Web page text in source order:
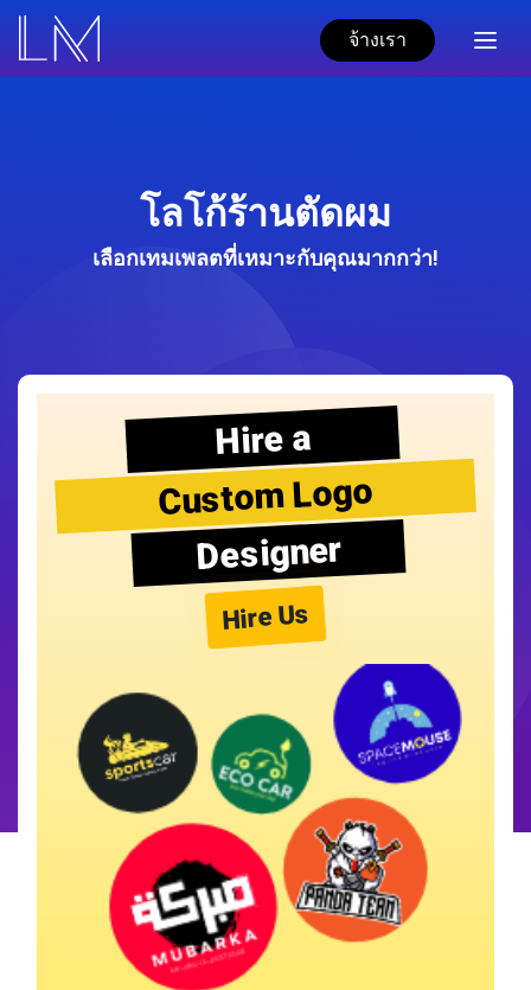
จ้างเรา
โลโก้ร้านตัดผม
เลือกเทมเพลตที่เหมาะกับคุณมากกว่า!
Hire a
Custom Logo
Designer
Hire Us